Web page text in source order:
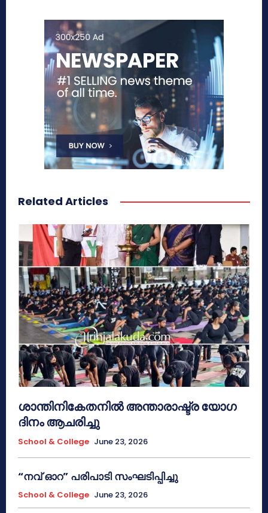
Related Articles
ശാന്തിനികേതനിൽ അന്താരാഷ്ട്ര യോഗ
ദിനം ആചരിച്ചു
School & College June 23, 2026
“നവ് ഓറ” പരിപാടി സംഘടിപ്പിച്ചു
School & College June 23, 2026